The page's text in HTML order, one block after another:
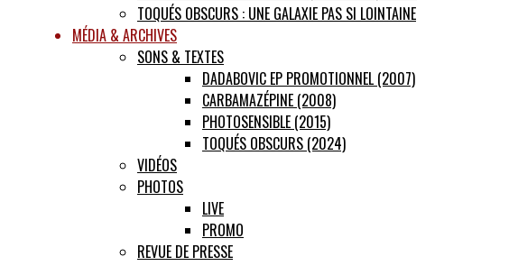
TOQUÉS OBSCURS : UNE GALAXIE PAS SI LOINTAINE
MÉDIA & ARCHIVES
SONS & TEXTES
DADABOVIC EP PROMOTIONNEL (2007)
CARBAMAZÉPINE (2008)
PHOTOSENSIBLE (2015)
TOQUÉS OBSCURS (2024)
VIDÉOS
PHOTOS
LIVE
PROMO
REVUE DE PRESSE